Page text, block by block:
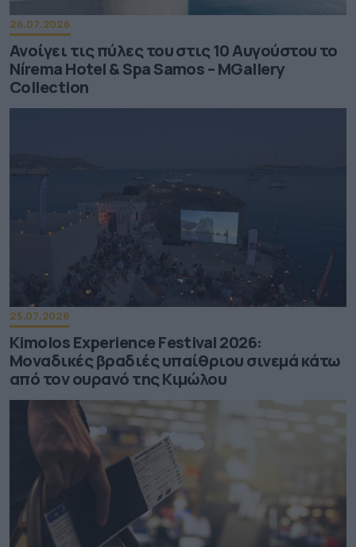
26.07.2026
Ανοίγει τις πύλες του στις 10 Αυγούστου το
Nírema Hotel & Spa Samos – MGallery
Collection
25.07.2026
Kimolos Experience Festival 2026:
Μοναδικές βραδιές υπαίθριου σινεμά κάτω
από τον ουρανό της Κιμώλου